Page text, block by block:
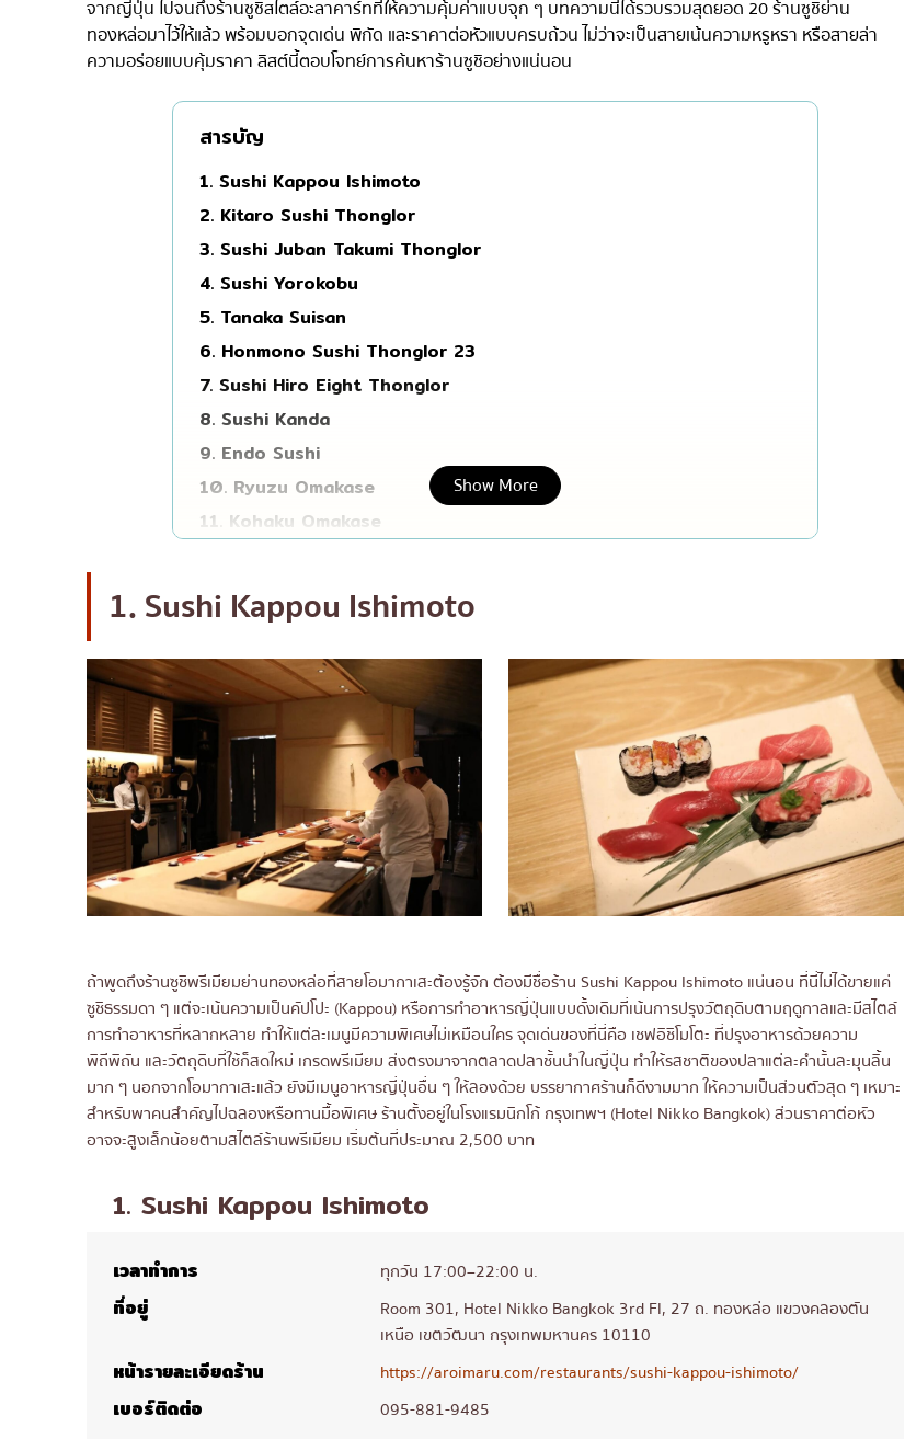
บุฟเฟต์
มิชลิน
สเต็ก
หม้อไฟญี่ปุ่น
ของย่างเสียบไม้/เครื่องในย่าง
ร้านอาหารญี่ปุ่นแบบดั้งเดิม
ทาโกะยากิ
โอเด้ง/เมนูตุ๋นสไตล์ญี่ปุ่น
อาหารชุด/อาหารญี่ปุ่นสไตล์โฮมคุกกิ้ง
เบนโตะ/บริการส่งอาหารญี่ปุ่น
ไอคอนสยาม
นนทบุรี
จากญี่ปุ่น ไปจนถึงร้านซูชิสไตล์อะลาคาร์ทที่ให้ความคุ้มค่าแบบจุก ๆ บทความนี้ได้รวบรวมสุดยอด 20 ร้านซูชิย่าน
ทองหล่อมาไว้ให้แล้ว พร้อมบอกจุดเด่น พิกัด และราคาต่อหัวแบบครบถ้วน ไม่ว่าจะเป็นสายเน้นความหรูหรา หรือสายล่า
ความอร่อยแบบคุ้มราคา ลิสต์นี้ตอบโจทย์การค้นหาร้านซูชิอย่างแน่นอน
สารบัญ
1. Sushi Kappou Ishimoto
2. Kitaro Sushi Thonglor
3. Sushi Juban Takumi Thonglor
4. Sushi Yorokobu
5. Tanaka Suisan
6. Honmono Sushi Thonglor 23
7. Sushi Hiro Eight Thonglor
8. Sushi Kanda
9. Endo Sushi
10. Ryuzu Omakase
11. Kohaku Omakase
13. Mido Omakase
14. Sushi Akazu Bangkok
15. NOWAKI BKK
16. Momiji Omakase
17. Sushi Totoya
18. Riki By Sushi kanda
19. Sushi Cyu & Carnival Yakiniku
20. Shakarich
Show More
1. Sushi Kappou Ishimoto
ถ้าพูดถึงร้านซูชิพรีเมียมย่านทองหล่อที่สายโอมากาเสะต้องรู้จัก ต้องมีชื่อร้าน Sushi Kappou Ishimoto แน่นอน ที่นี่ไม่ได้ขายแค่
ซูชิธรรมดา ๆ แต่จะเน้นความเป็นคัปโปะ (Kappou) หรือการทำอาหารญี่ปุ่นแบบดั้งเดิมที่เน้นการปรุงวัตถุดิบตามฤดูกาลและมีสไตล์
การทำอาหารที่หลากหลาย ทำให้แต่ละเมนูมีความพิเศษไม่เหมือนใคร จุดเด่นของที่นี่คือ เชฟอิชิโมโตะ ที่ปรุงอาหารด้วยความ
พิถีพิถัน และวัตถุดิบที่ใช้ก็สดใหม่ เกรดพรีเมียม ส่งตรงมาจากตลาดปลาชั้นนำในญี่ปุ่น ทำให้รสชาติของปลาแต่ละคำนั้นละมุนลิ้น
มาก ๆ นอกจากโอมากาเสะแล้ว ยังมีเมนูอาหารญี่ปุ่นอื่น ๆ ให้ลองด้วย บรรยากาศร้านก็ดีงามมาก ให้ความเป็นส่วนตัวสุด ๆ เหมาะ
สำหรับพาคนสำคัญไปฉลองหรือทานมื้อพิเศษ ร้านตั้งอยู่ในโรงแรมนิกโก้ กรุงเทพฯ (Hotel Nikko Bangkok) ส่วนราคาต่อหัว
อาจจะสูงเล็กน้อยตามสไตล์ร้านพรีเมียม เริ่มต้นที่ประมาณ 2,500 บาท
1. Sushi Kappou Ishimoto
เวลาทำการ ทุกวัน 17:00–22:00 น.
ที่อยู่
Room 301, Hotel Nikko Bangkok 3rd Fl, 27 ถ. ทองหล่อ แขวงคลองตัน
เหนือ เขตวัฒนา กรุงเทพมหานคร 10110
หน้ารายละเอียดร้าน https://aroimaru.com/restaurants/sushi-kappou-ishimoto/
เบอร์ติดต่อ 095-881-9485